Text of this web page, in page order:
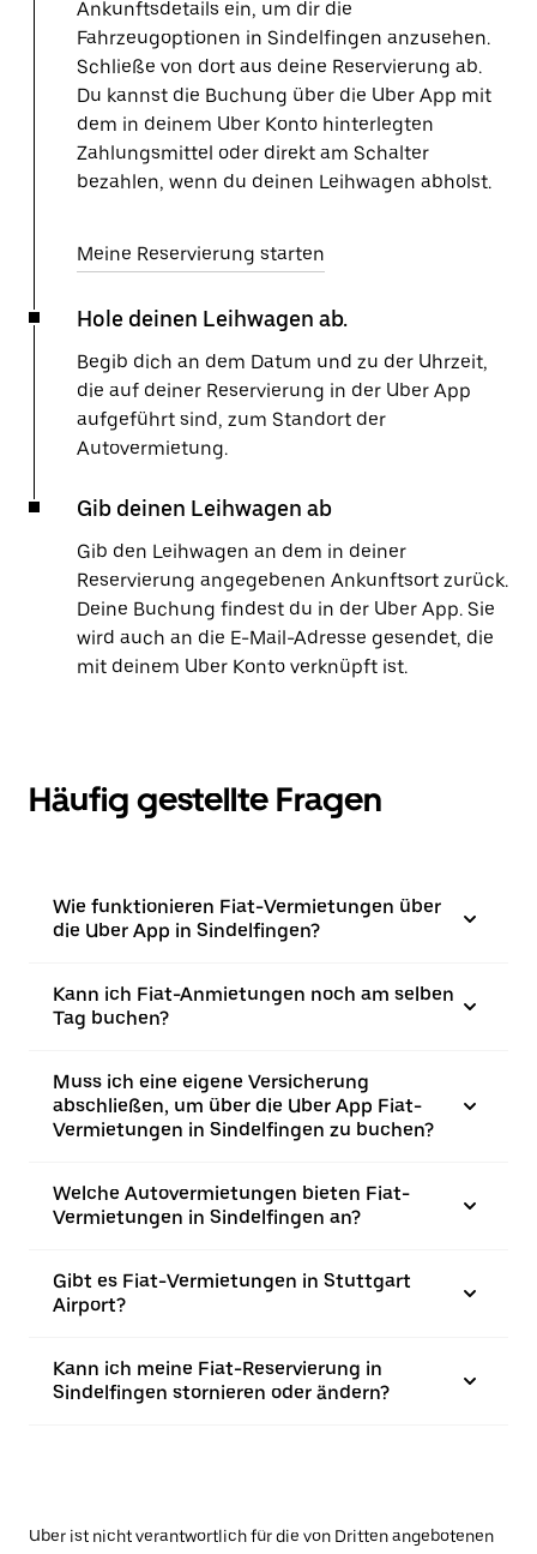
Ankunftsdetails ein, um dir die
Fahrzeugoptionen in Sindelfingen anzusehen.
Schließe von dort aus deine Reservierung ab.
Du kannst die Buchung über die Uber App mit
dem in deinem Uber Konto hinterlegten
Zahlungsmittel oder direkt am Schalter
bezahlen, wenn du deinen Leihwagen abholst.
Meine Reservierung starten
Hole deinen Leihwagen ab.
Begib dich an dem Datum und zu der Uhrzeit,
die auf deiner Reservierung in der Uber App
aufgeführt sind, zum Standort der
Autovermietung.
Gib deinen Leihwagen ab
Gib den Leihwagen an dem in deiner
Reservierung angegebenen Ankunftsort zurück.
Deine Buchung findest du in der Uber App. Sie
wird auch an die E-Mail-Adresse gesendet, die
mit deinem Uber Konto verknüpft ist.
Häufig gestellte Fragen
Wie funktionieren Fiat-Vermietungen über
die Uber App in Sindelfingen?
Kann ich Fiat-Anmietungen noch am selben
Tag buchen?
Muss ich eine eigene Versicherung
abschließen, um über die Uber App Fiat-
Vermietungen in Sindelfingen zu buchen?
Welche Autovermietungen bieten Fiat-
Vermietungen in Sindelfingen an?
Gibt es Fiat-Vermietungen in Stuttgart
Airport?
Kann ich meine Fiat-Reservierung in
Sindelfingen stornieren oder ändern?
Uber ist nicht verantwortlich für die von Dritten angebotenen